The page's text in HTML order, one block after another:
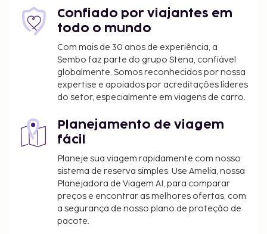
Confiado por viajantes em
todo o mundo
Com mais de 30 anos de experiência, a
Sembo faz parte do grupo Stena, confiável
globalmente. Somos reconhecidos por nossa
expertise e apoiados por acreditações líderes
do setor, especialmente em viagens de carro.
Planejamento de viagem
fácil
Planeje sua viagem rapidamente com nosso
sistema de reserva simples. Use Amelia, nossa
Planejadora de Viagem AI, para comparar
preços e encontrar as melhores ofertas, com
a segurança de nosso plano de proteção de
pacote.